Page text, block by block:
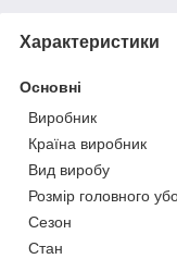
Характеристики
Основні
Виробник
Країна виробник
Вид виробу
Розмір головного
Сезон
Стан